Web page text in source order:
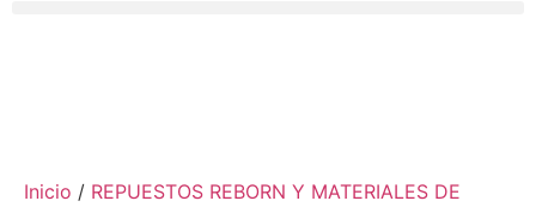
Inicio / REPUESTOS REBORN Y MATERIALES DE